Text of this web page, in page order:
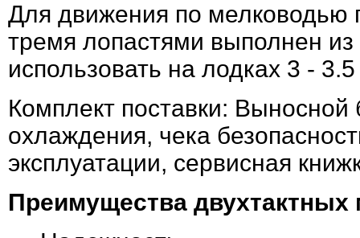
Для движения по мелководью
тремя лопастями выполнен
использовать на лодках 3 -
Комплект поставки: Выносной
охлаждения, чека
эксплуатации, сервисная
Преимущества